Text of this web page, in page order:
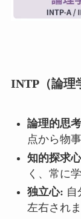
INTP（論理
論理的思
点から物
知的探求
く、常に
独立心: 自
左右されま